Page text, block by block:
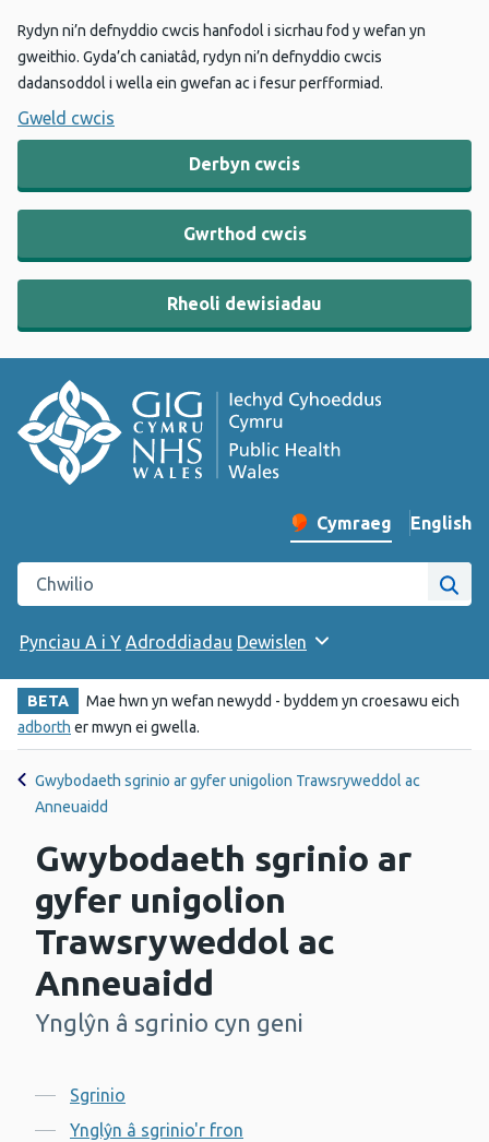
Rydyn ni’n defnyddio cwcis hanfodol i sicrhau fod y wefan yn
gweithio. Gyda’ch caniatâd, rydyn ni’n defnyddio cwcis
dadansoddol i wella ein gwefan ac i fesur perfformiad.
Gweld cwcis
Derbyn cwcis
Gwrthod cwcis
Rheoli dewisiadau
Newid iaith y wefan
Cymraeg English
–
Chwilio gwefan Iechyd Cyhoeddus Cymru
Pynciau A i Y Adroddiadau Dewislen
BETA
Mae hwn yn wefan newydd - byddem yn croesawu eich
adborth er mwyn ei gwella.
Gwybodaeth sgrinio ar gyfer unigolion Trawsryweddol ac
Anneuaidd
Gwybodaeth sgrinio ar
gyfer unigolion
Trawsryweddol ac
Anneuaidd
-
Ynglŷn â sgrinio cyn geni
Cynnwys
Sgrinio
Ynglŷn â sgrinio'r fron